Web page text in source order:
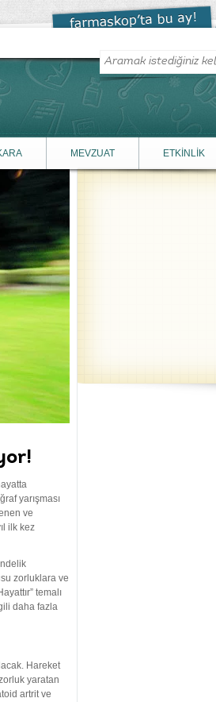
MEVZUAT ETKİNLİK
yarışması
ve
ilk kez
zorluklara ve
temalı
daha fazla
Hareket
yaratan
artrit ve